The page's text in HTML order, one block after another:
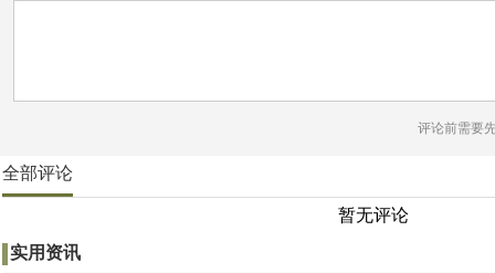
评论前需要
全部评论
暂无评论
实用资讯